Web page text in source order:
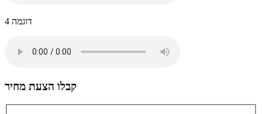
דוגמה 4
קבלו הצעת מחיר